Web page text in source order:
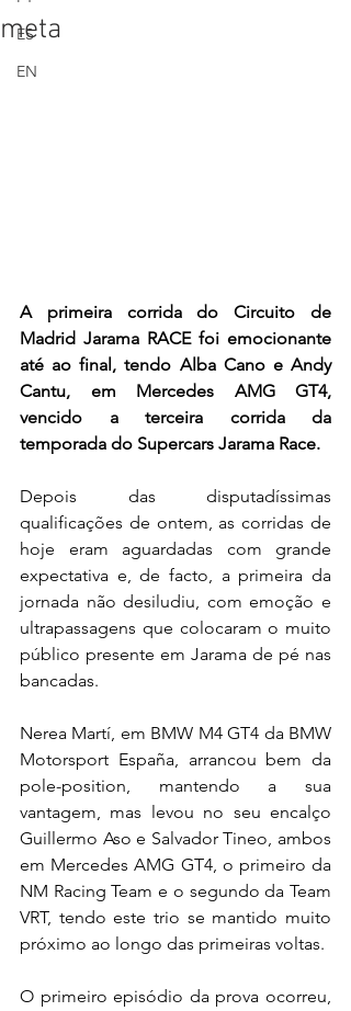
ES
EN
meta
A primeira corrida do Circuito de
Madrid Jarama RACE foi emocionante
até ao final, tendo Alba Cano e Andy
Cantu, em Mercedes AMG GT4,
vencido a terceira corrida da
temporada do Supercars Jarama Race.
Depois das disputadíssimas
qualificações de ontem, as corridas de
hoje eram aguardadas com grande
expectativa e, de facto, a primeira da
jornada não desiludiu, com emoção e
ultrapassagens que colocaram o muito
público presente em Jarama de pé nas
bancadas.
Nerea Martí, em BMW M4 GT4 da BMW
Motorsport España, arrancou bem da
pole-position, mantendo a sua
vantagem, mas levou no seu encalço
Guillermo Aso e Salvador Tineo, ambos
em Mercedes AMG GT4, o primeiro da
NM Racing Team e o segundo da Team
VRT, tendo este trio se mantido muito
próximo ao longo das primeiras voltas.
O primeiro episódio da prova ocorreu,